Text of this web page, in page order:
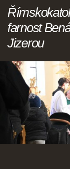
farnost
Jizerou